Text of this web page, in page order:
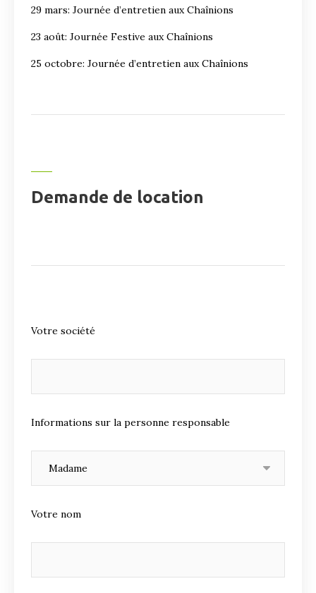
29 mars: Journée d’entretien aux Chaînions
23 août: Journée Festive aux Chaînions
25 octobre: Journée d’entretien aux Chaînions
Demande de location
Votre société
Informations sur la personne responsable
Votre nom